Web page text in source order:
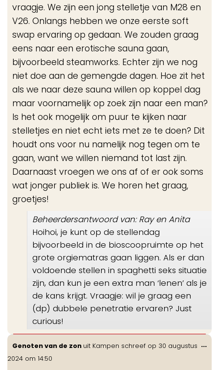
vraagje. We zijn een jong stelletje van M28 en
V26. Onlangs hebben we onze eerste soft
swap ervaring op gedaan. We zouden graag
eens naar een erotische sauna gaan,
bijvoorbeeld steamworks. Echter zijn we nog
niet doe aan de gemengde dagen. Hoe zit het
als we naar deze sauna willen op koppel dag
maar voornamelijk op zoek zijn naar een man?
Is het ook mogelijk om puur te kijken naar
stelletjes en niet echt iets met ze te doen? Dit
houdt ons voor nu namelijk nog tegen om te
gaan, want we willen niemand tot last zijn.
Daarnaast vroegen we ons af of er ook soms
wat jonger publiek is. We horen het graag,
groetjes!
Beheerdersantwoord van: Ray en Anita
Hoihoi, je kunt op de stellendag
bijvoorbeeld in de bioscoopruimte op het
grote orgiematras gaan liggen. Als er dan
voldoende stellen in spaghetti seks situatie
zijn, dan kun je een extra man ‘lenen’ als je
de kans krijgt. Vraagje: wil je graag een
(dp) dubbele penetratie ervaren? Just
curious!
Genoten van de zon uit Kampen schreef op 30 augustus
2024 om 14:50
...